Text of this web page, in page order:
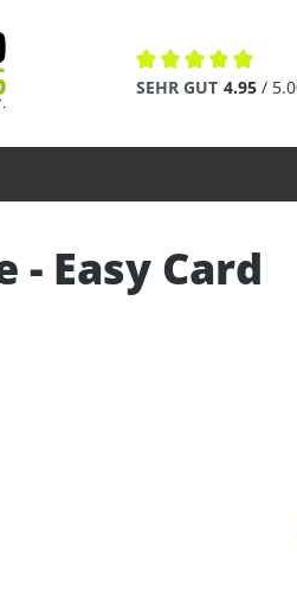
Durchschnittliche
SEHR GUT 4.95 /
Easy Card